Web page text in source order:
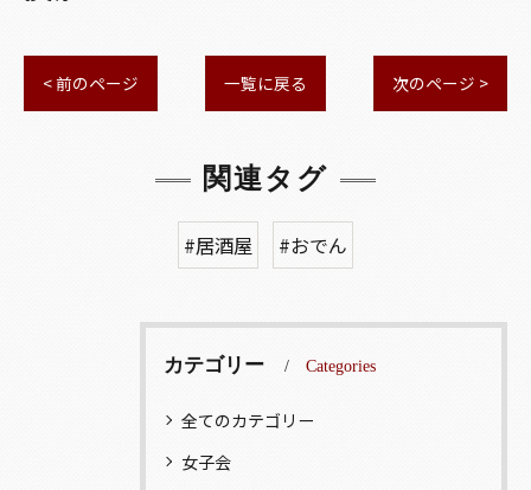
< 前のページ 一覧に戻る 次のページ >
関連タグ
#居酒屋 #おでん
カテゴリー Categories
全てのカテゴリー
女子会